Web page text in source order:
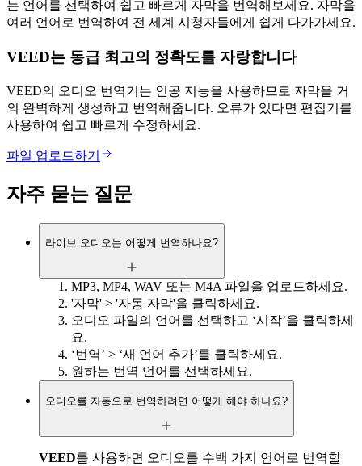
는 언어를 선택하여 쉽고 빠르게 자막을 번역해보세요. 자막을
여러 언어로 번역하여 전 세계 시청자들에게 쉽게 다가가세요.
VEED는 동급 최고의 정확도를 자랑합니다
VEED의 오디오 번역기는 인공 지능을 사용하므로 자막을 거
의 완벽하게 생성하고 번역해줍니다. 오류가 있다면 편집기를
사용하여 쉽고 빠르게 수정하세요.
파일 업로드하기
자주 묻는 질문
라이브 오디오는 어떻게 번역하나요?
MP3, MP4, WAV 또는 M4A 파일을 업로드하세요.
'자막' > '자동 자막'을 클릭하세요.
오디오 파일의 언어를 선택하고 ‘시작’을 클릭하세
요.
‘번역’ > ‘새 언어 추가’를 클릭하세요.
원하는 번역 언어를 선택하세요.
오디오를 자동으로 번역하려면 어떻게 해야 하나요?
VEED를 사용하면 오디오를 수백 가지 언어로 번역할